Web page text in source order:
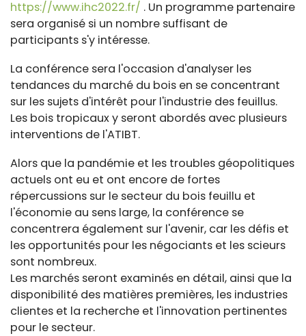
https://www.ihc2022.fr/ . Un programme partenaire
sera organisé si un nombre suffisant de
participants s'y intéresse.
La conférence sera l'occasion d'analyser les
tendances du marché du bois en se concentrant
sur les sujets d'intérêt pour l'industrie des feuillus.
Les bois tropicaux y seront abordés avec plusieurs
interventions de l'ATIBT.
Alors que la pandémie et les troubles géopolitiques
actuels ont eu et ont encore de fortes
répercussions sur le secteur du bois feuillu et
l'économie au sens large, la conférence se
concentrera également sur l'avenir, car les défis et
les opportunités pour les négociants et les scieurs
sont nombreux.
Les marchés seront examinés en détail, ainsi que la
disponibilité des matières premières, les industries
clientes et la recherche et l'innovation pertinentes
pour le secteur.